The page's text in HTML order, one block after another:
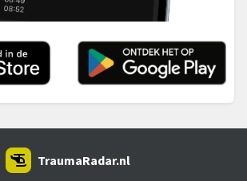
TraumaRadar.nl